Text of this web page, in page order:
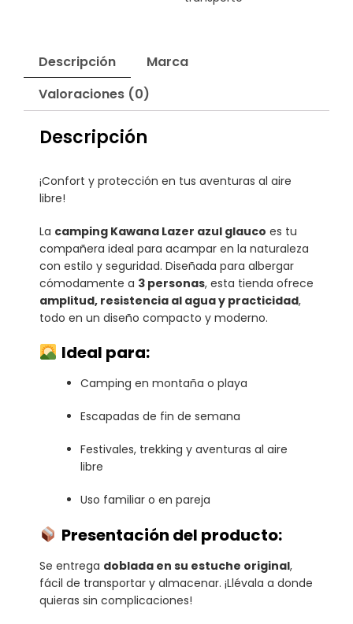
Descripción
Marca
Valoraciones (0)
Descripción
¡Confort y protección en tus aventuras al aire
libre!
La camping Kawana Lazer azul glauco es tu
compañera ideal para acampar en la naturaleza
con estilo y seguridad. Diseñada para albergar
cómodamente a 3 personas, esta tienda ofrece
amplitud, resistencia al agua y practicidad,
todo en un diseño compacto y moderno.
Ideal para:
Camping en montaña o playa
Escapadas de fin de semana
Festivales, trekking y aventuras al aire
libre
Uso familiar o en pareja
Presentación del producto:
Se entrega doblada en su estuche original,
fácil de transportar y almacenar. ¡Llévala a donde
quieras sin complicaciones!